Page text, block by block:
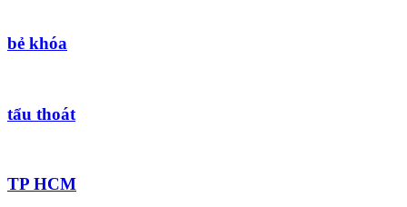
bẻ khóa
tẩu thoát
TP HCM